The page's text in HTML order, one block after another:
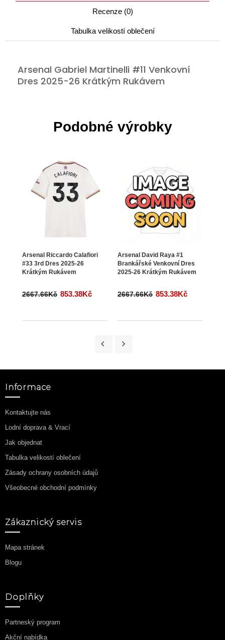
Recenze (0)
Tabulka velikostí oblečení
Arsenal Gabriel Martinelli #11 Venkovní
Dres 2025-26 Krátkým Rukávem
Podobné výrobky
Arsenal Riccardo Calafiori
#33 3rd Dres 2025-26
Krátkým Rukávem
2667.66Kč 853.38Kč
Arsenal David Raya #1
Brankářské Venkovní Dres
2025-26 Krátkým Rukávem
2667.66Kč 853.38Kč
Informace
Kontaktujte nás
Lodní doprava & Vrací
Jak objednat
Tabulka velikostí oblečení
Zásady ochrany osobních údajů
Všeobecné obchodní podmínky
Zákaznický servis
Mapa stránek
Blogu
Doplňky
Partneský program
Akční nabídka